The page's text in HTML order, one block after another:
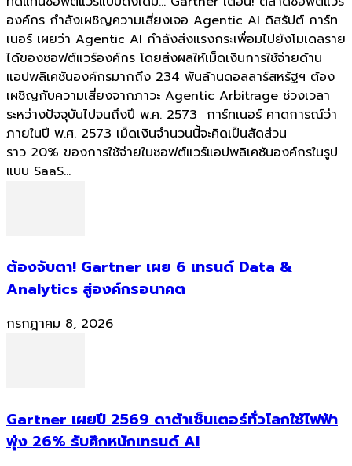
องค์กร กำลังเผชิญความเสี่ยงเจอ Agentic AI ดิสรัปต์ การ์ท
เนอร์ เผยว่า Agentic AI กำลังส่งแรงกระเพื่อมไปยังโมเดลราย
ได้ของซอฟต์แวร์องค์กร โดยส่งผลให้เม็ดเงินการใช้จ่ายด้าน
แอปพลิเคชันองค์กรมากถึง 234 พันล้านดอลลาร์สหรัฐฯ ต้อง
เผชิญกับความเสี่ยงจากภาวะ Agentic Arbitrage ช่วงเวลา
ระหว่างปัจจุบันไปจนถึงปี พ.ศ. 2573 การ์ทเนอร์ คาดการณ์ว่า
ภายในปี พ.ศ. 2573 เม็ดเงินจำนวนนี้จะคิดเป็นสัดส่วน
ราว 20% ของการใช้จ่ายในซอฟต์แวร์แอปพลิเคชันองค์กรในรูป
แบบ SaaS...
ต้องจับตา! Gartner เผย 6 เทรนด์ Data &
Analytics สู่องค์กรอนาคต
กรกฎาคม 8, 2026
Gartner เผยปี 2569 ดาต้าเซ็นเตอร์ทั่วโลกใช้ไฟฟ้า
พุ่ง 26% รับศึกหนักเทรนด์ AI